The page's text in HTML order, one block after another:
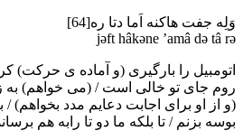
jәft hâkәne ’amâ dә tâ rә
اتومبیل را بارگیری (و آماده ی
روم جای تو خالی است / (می خواهم) به
(و از او برای اجابت دعایم مدد
بوسه بزنم / تا بلکه ما دو تا رابه هم